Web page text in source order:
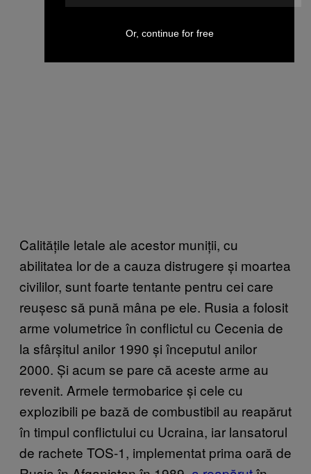
Calitățile letale ale acestor muniții, cu
abilitatea lor de a cauza distrugere și moartea
civililor, sunt foarte tentante pentru cei care
reușesc să pună mâna pe ele. Rusia a folosit
arme volumetrice în conflictul cu Cecenia de
la sfârșitul anilor 1990 și începutul anilor
2000. Și acum se pare că aceste arme au
revenit. Armele termobarice și cele cu
explozibili pe bază de combustibil au reapărut
în timpul conflictului cu Ucraina, iar lansatorul
de rachete TOS-1, implementat prima oară de
Or, continue for free